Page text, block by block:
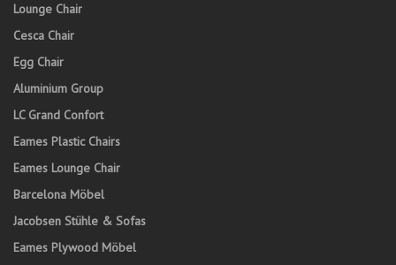
Lounge Chair
Cesca Chair
Egg Chair
Aluminium Group
LC Grand Confort
Eames Plastic Chairs
Eames Lounge Chair
Barcelona Möbel
Jacobsen Stühle & Sofas
Eames Plywood Möbel